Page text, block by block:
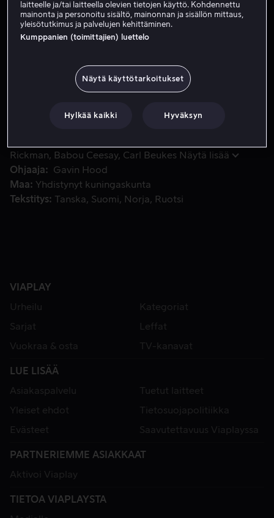
Katso traileri
huippusalaista vakoiluoperaatiota, jonka tarkoituksena
on vangita joukko Keniassa majailevia terroristeja.
valmistelee massiivista itsemurhaiskua ja komento
rakettihyökkäys on alkamassa, havaitsee pilotti Steve
Watts pienen tytön myymässä leipää iskualueen
reunalla.
Rickman
Babou Ceesay Carl Beukes Näytä lisää
Ohjaaja
Gavin Hood
Maa
Yhdistynyt kuningaskunta
Tekstitys
Tanska Suomi Norja Ruotsi
VIAPLAY
Urheilu
Kategoriat
Sarjat
Leffat
Vuokraa & osta
TV-kanavat
LUE LISÄÄ
Asiakaspalvelu
Tuetut laitteet
Yleiset ehdot
Tietosuojapolitiikka
Evästeet
Saavutettavuus Viaplayssa
PARTNERIEMME ASIAKKAAT
Aktivoi Viaplay
TIETOA VIAPLAYSTA
laitteelle ja/tai laitteella olevien tietojen käyttö. Kohdennettu
mainonta ja personoitu sisältö, mainonnan ja sisällön mittaus,
yleisötutkimus ja palvelujen kehittäminen.
Kumppanien (toimittajien) luettelo
Näytä käyttötarkoitukset
Hylkää kaikki Hyväksyn